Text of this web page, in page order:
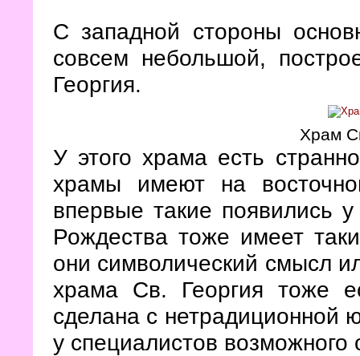
С западной стороны
совсем небольшой,
Георгия.
Храм
У этого храма есть
храмы имеют на
впервые такие появились
Рождества тоже имеет
они символический смысл
храма Св. Георгия тоже
сделана с нетрадиционной
у специалистов